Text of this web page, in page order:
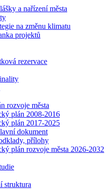
a nařízení města
na změnu klimatu
projektů
rezervace
rozvoje města
plán 2008-2016
plán 2017-2025
dokument
přílohy
plán rozvoje města 2026-2032
struktura